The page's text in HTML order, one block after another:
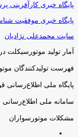
پایگاه خبری کارآفرینی
پایگاه خبری موفقیت
سایت محمدعلی نژادیان
آمار تولید موتورسیکلت
فهرست تولیدکنندگان
پایگاه ملی اطلاع‌رسانی
سامانه ملی
مشکلات موتورسواران